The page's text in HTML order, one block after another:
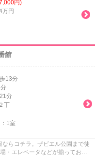
円)
万円
館
13分
分
２丁
1室
らコチラ。ザビエル公園まで徒
・エレベータなどが揃っており